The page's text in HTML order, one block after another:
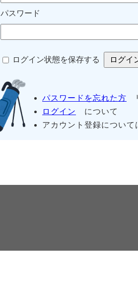
パスワード
ログイン状態を保存する
パスワードを忘れた方
ログイン
について
アカウント登録について